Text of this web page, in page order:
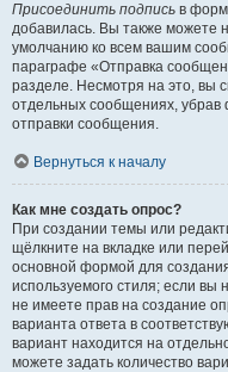
Присоединить подпись в
добавилась. Вы также можете
умолчанию ко всем вашим
параграфе «Отправка
разделе. Несмотря на это, вы
отдельных сообщениях, убрав
отправки сообщения.
Вернуться к началу
Как мне создать опрос?
При создании темы или
щёлкните на вкладке или
основной формой для
используемого стиля; если вы
не имеете прав на создание
варианта ответа в
вариант находится на
можете задать количество